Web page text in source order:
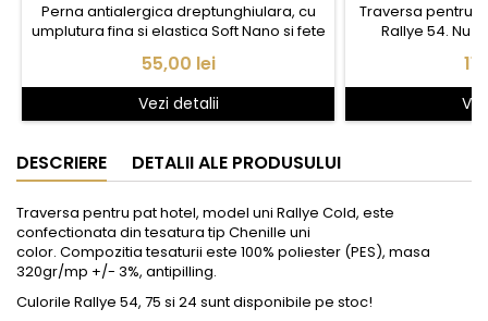
Perna antialergica dreptunghiulara, cu
umplutura fina si elastica Soft Nano si fete
din tesatura Satin bumbac, cu dos din
netesut TNT. Umplutura cu fibra elastica
asigura un grad mare de revenire la forma
initiala, dupa folosire.
Pret
55,00 lei
Vezi detalii
Traversa pentru
Rallye 54. Nu
DESCRIERE DETALII ALE PRODUSULUI
Traversa pentru pat hotel, model uni Rallye Cold, este
confectionata din tesatura tip Chenille uni
color. Compozitia tesaturii este 100% poliester (PES), masa
320gr/mp +/- 3%, antipilling.
Culorile Rallye 54, 75 si 24 sunt disponibile pe stoc!